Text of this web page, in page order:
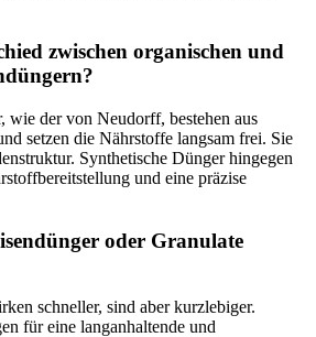
zwischen organischen und
wie der von Neudorff, bestehen aus
setzen die Nährstoffe langsam frei. Sie
Synthetische Dünger hingegen
und eine präzise
oder Granulate
schneller, sind aber kurzlebiger.
für eine langanhaltende und